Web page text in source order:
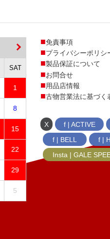
SAT
1
8
15
22
29
5
免責事項
プライバシーポリシ
製品保証について
お問合せ
用品店情報
古物営業法に基づく
X f | ACTIVE
f | BELL
f |
Insta | GALE